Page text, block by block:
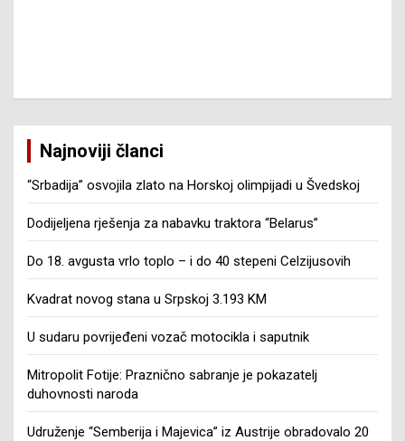
Najnoviji članci
“Srbadija” osvojila zlato na Horskoj olimpijadi u Švedskoj
Dodijeljena rješenja za nabavku traktora “Belarus”
Do 18. avgusta vrlo toplo – i do 40 stepeni Celzijusovih
Kvadrat novog stana u Srpskoj 3.193 KM
U sudaru povrijeđeni vozač motocikla i saputnik
Mitropolit Fotije: Praznično sabranje je pokazatelj
duhovnosti naroda
Udruženje “Semberija i Majevica” iz Austrije obradovalo 20